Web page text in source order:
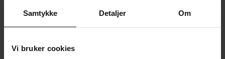
Samtykke Detaljer Om
Vi bruker cookies
Andre har også kjøpt